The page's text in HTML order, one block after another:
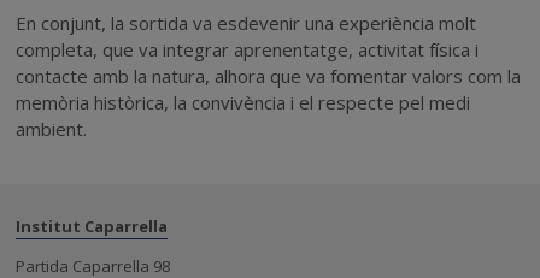
En conjunt, la sortida va esdevenir una experiència molt
completa, que va integrar aprenentatge, activitat física i
contacte amb la natura, alhora que va fomentar valors com la
memòria històrica, la convivència i el respecte pel medi
ambient.
Institut Caparrella
Partida Caparrella 98